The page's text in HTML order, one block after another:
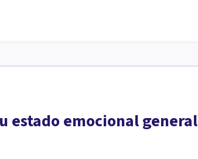
estado emocional general